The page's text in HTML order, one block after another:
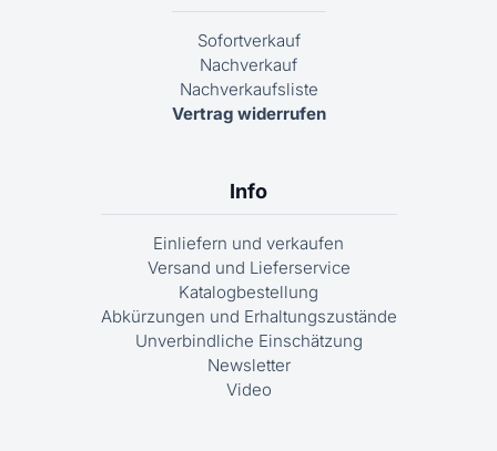
Sofortverkauf
Nachverkauf
Nachverkaufsliste
Vertrag widerrufen
Info
Einliefern und verkaufen
Versand und Lieferservice
Katalogbestellung
Abkürzungen und Erhaltungszustände
Unverbindliche Einschätzung
Newsletter
Video